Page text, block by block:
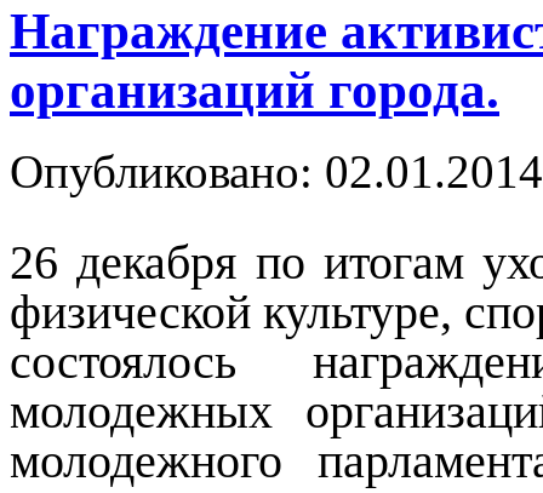
Награждение
организаций города.
Опубликовано:
26 декабря по итогам
физической культуре,
состоялось
молодежных
молодежного